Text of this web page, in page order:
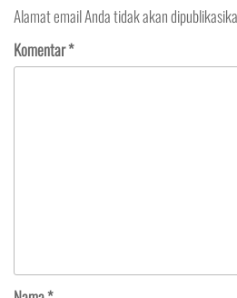
Alamat email Anda tidak akan
Komentar*